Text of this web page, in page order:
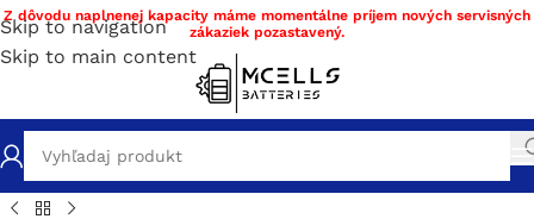
Skip to navigation
Skip to main content
Z dôvodu naplnenej kapacity máme momentálne príjem nových servisných
zákaziek pozastavený.
/Obchod/Nabíjateľné batérie/Li-ion/Li-ion články 21700